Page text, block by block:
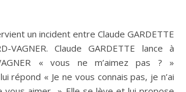
un incident entre Claude GARDETTE
VAGNER. Claude GARDETTE lance à
« vous ne m’aimez pas ? »
répond « Je ne vous connais pas, je n’ai